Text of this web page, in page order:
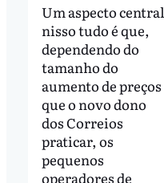
Um aspecto central
nisso tudo é que,
dependendo do
tamanho do
aumento de preços
que o novo dono
dos Correios
praticar, os
pequenos
operadores de